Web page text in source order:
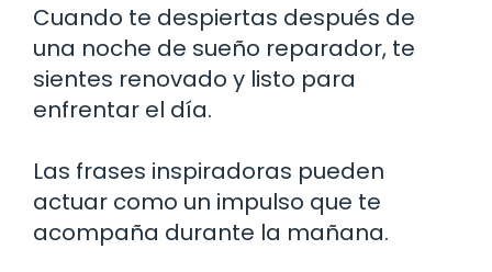
Cuando te despiertas después de
una noche de sueño reparador, te
sientes renovado y listo para
enfrentar el día.
Las frases inspiradoras pueden
actuar como un impulso que te
acompaña durante la mañana.